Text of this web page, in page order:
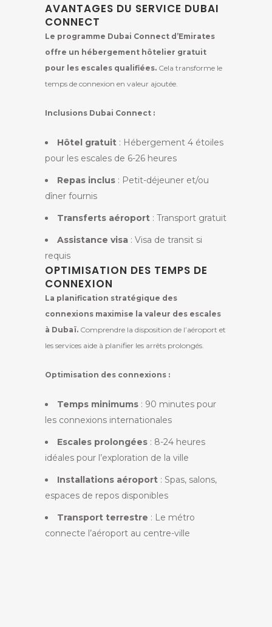
AVANTAGES DU SERVICE DUBAI
CONNECT
Le programme Dubai Connect d’Emirates
offre un hébergement hôtelier gratuit
pour les escales qualifiées. Cela transforme le
temps de connexion en valeur ajoutée.
Inclusions Dubai Connect :
Hôtel gratuit : Hébergement 4 étoiles
pour les escales de 6-26 heures
Repas inclus : Petit-déjeuner et/ou
dîner fournis
Transferts aéroport : Transport gratuit
Assistance visa : Visa de transit si
requis
OPTIMISATION DES TEMPS DE
CONNEXION
La planification stratégique des
connexions maximise la valeur des escales
à Dubaï. Comprendre la disposition de l’aéroport et
les services aide à planifier les arrêts prolongés.
Optimisation des connexions :
Temps minimums : 90 minutes pour
les connexions internationales
Escales prolongées : 8-24 heures
idéales pour l’exploration de la ville
Installations aéroport : Spas, salons,
espaces de repos disponibles
Transport terrestre : Le métro
connecte l’aéroport au centre-ville